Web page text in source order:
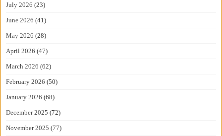
July 2026 (23)
June 2026 (41)
May 2026 (28)
April 2026 (47)
March 2026 (62)
February 2026 (50)
January 2026 (68)
December 2025 (72)
November 2025 (77)